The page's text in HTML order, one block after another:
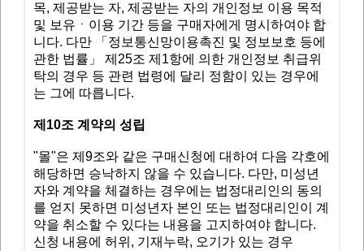
목, 제공받는 자, 제공받는 자의 개인정보 이용 목적
및 보유ㆍ이용 기간 등을 구매자에게 명시하여야 합
니다. 다만 「정보통신망이용촉진 및 정보보호 등에
관한 법률」 제25조 제1항에 의한 개인정보 취급위
탁의 경우 등 관련 법령에 달리 정함이 있는 경우에
는 그에 따릅니다.
​제10조 계약의 성립
"몰"은 제9조와 같은 구매신청에 대하여 다음 각호에
해당하면 승낙하지 않을 수 있습니다. 다만, 미성년
자와 계약을 체결하는 경우에는 법정대리인의 동의
를 얻지 못하면 미성년자 본인 또는 법정대리인이 계
약을 취소할 수 있다는 내용을 고지하여야 합니다.
신청 내용에 허위, 기재누락, 오기가 있는 경우